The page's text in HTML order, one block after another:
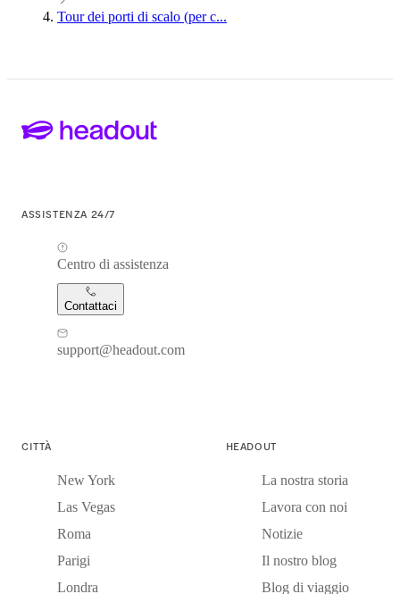
Tour dei porti di scalo (per c...
ASSISTENZA 24/7
Centro di assistenza
Contattaci
support@headout.com
CITTÀ
New York
Las Vegas
Roma
Parigi
Londra
HEADOUT
La nostra storia
Lavora con noi
Notizie
Il nostro blog
Blog di viaggio